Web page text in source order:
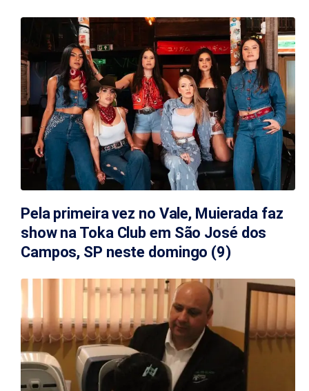
Pela primeira vez no Vale, Muierada faz
show na Toka Club em São José dos
Campos, SP neste domingo (9)